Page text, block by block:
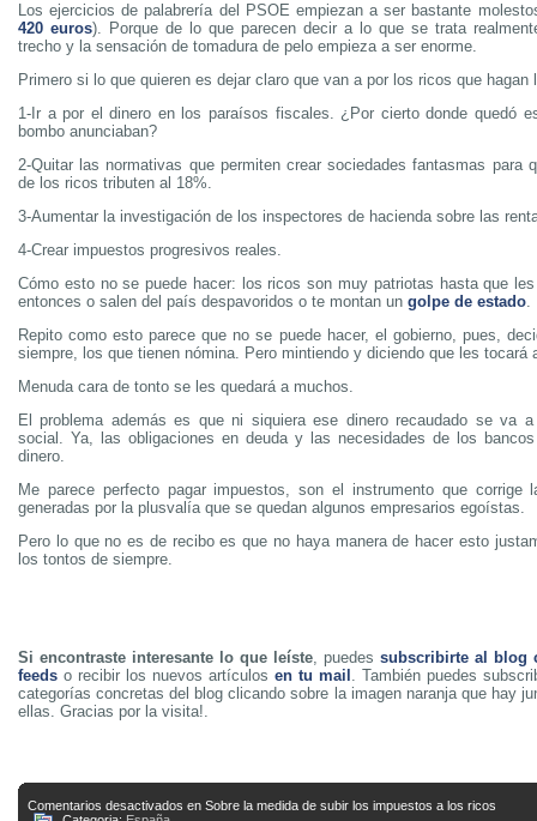
Los ejercicios de palabrería del PSOE empiezan a ser bastante
420 euros). Porque de lo que parecen decir a lo que se trata
trecho y la sensación de tomadura de pelo empieza a ser enorme.
Primero si lo que quieren es dejar claro que van a por los ricos que hagan
1-Ir a por el dinero en los paraísos fiscales. ¿Por cierto donde quedó
bombo anunciaban?
2-Quitar las normativas que permiten crear sociedades fantasmas para
de los ricos tributen al 18%.
3-Aumentar la investigación de los inspectores de hacienda sobre las
4-Crear impuestos progresivos reales.
Cómo esto no se puede hacer: los ricos son muy patriotas hasta que
entonces o salen del país despavoridos o te montan un golpe de estado.
Repito como esto parece que no se puede hacer, el gobierno, pues,
siempre, los que tienen nómina. Pero mintiendo y diciendo que les
Menuda cara de tonto se les quedará a muchos.
El problema además es que ni siquiera ese dinero recaudado se va
social. Ya, las obligaciones en deuda y las necesidades de los
dinero.
Me parece perfecto pagar impuestos, son el instrumento que corrige
generadas por la plusvalía que se quedan algunos empresarios egoístas.
Pero lo que no es de recibo es que no haya manera de hacer esto
los tontos de siempre.
Si encontraste interesante lo que leíste, puedessubscribirte al blog
feeds o recibir los nuevos artículosen tu mail . También puedes
categorías concretas del blog clicando sobre la imagen naranja que hay
ellas. Gracias por la visita!.
Comentarios desactivados en Sobre la medida de subir los impuestos a los ricos